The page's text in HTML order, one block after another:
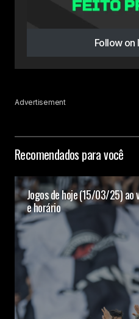
Follow on
Advertisement
Recomendados para você
Jogos de hoje (15/03/25) ao
e horário